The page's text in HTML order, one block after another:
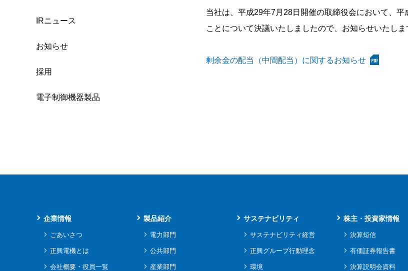
当社は、平成29年7月28日開催の取締役会において、
ことについて決議いたしましたので、お知らせいたしま
剰余金の配当（中間配当）に関するお知らせ
IRニュース
お知らせ
採用
電子制御機器製品
企業情報
ごあいさつ
正興電機とは
会社概要・役員一覧
製品紹介
電力部門
公共部門
産業部門
サステナビリティ
サステナビリティ経営
正興グループ行動理念
環境
株主・投資家情報
決算短信
有価証券報告書
決算説明会資料